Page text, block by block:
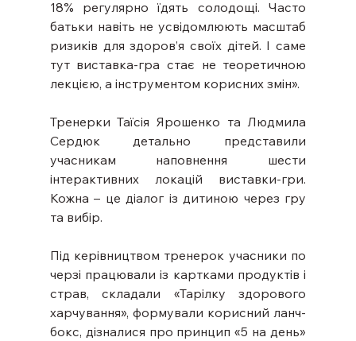
18% регулярно їдять солодощі. Часто
батьки навіть не усвідомлюють масштаб
ризиків для здоров’я своїх дітей. І саме
тут виставка-гра стає не теоретичною
лекцією, а інструментом корисних змін».
Тренерки Таїсія Ярошенко та Людмила
Сердюк детально представили
учасникам наповнення шести
інтерактивних локацій виставки-гри.
Кожна – це діалог із дитиною через гру
та вибір.
Під керівництвом тренерок учасники по
черзі працювали із картками продуктів і
страв, складали «Тарілку здорового
харчування», формували корисний ланч-
бокс, дізналися про принцип «5 на день»